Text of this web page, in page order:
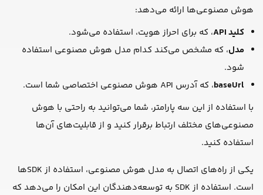
هوش مصنوعی‌ها ارائه می‌دهد:
کلید API
، که برای احراز هویت، استفاده می‌شود.
مدل، که مشخص می‌کند کدام مدل هوش مصنوعی استفاده
شود.
baseUrl، که آدرس API هوش مصنوعی اختصاصی شما است.
با استفاده از این سه پارامتر، شما می‌توانید به راحتی با هوش
مصنوعی‌های مختلف ارتباط برقرار کنید و از قابلیت‌های آن‌ها
استفاده کنید.
یکی از راه‌های اتصال به مدل هوش مصنوعی، استفاده از SDKها
است. استفاده از SDK به توسعه‌دهندگان این امکان را می‌دهد که